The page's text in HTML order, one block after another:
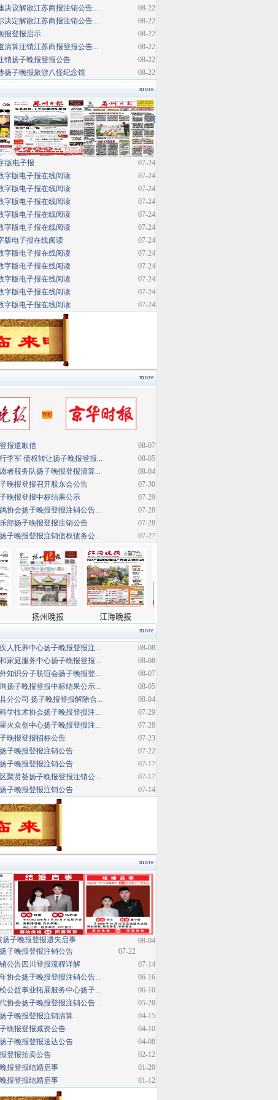
08-22
决议解散江苏商报注销公告...
08-22
决定解散江苏商报注销公告...
08-22
报登报启示
08-22
清算注销江苏商报登报公告...
08-22
销扬子晚报登报公告
08-22
扬子晚报旅游八怪纪念馆
more
07-24
·
[
版电子报
07-24
字版电子报在线阅读
07-24
字版电子报在线阅读
07-24
字版电子报在线阅读
07-24
字版电子报在线阅读
07-24
字版电子报在线阅读
07-24
版电子报在线阅读
07-24
字版电子报在线阅读
07-24
字版电子报在线阅读
07-24
字版电子报在线阅读
07-24
字版电子报在线阅读
07-24
字版电子报在线阅读
more
08-07
报道歉信
08-05
李军 债权转让扬子晚报登报...
08-04
者服务队扬子晚报登报清算...
07-30
晚报登报召开股东会公告
07-29
晚报登报中标结果公示
07-28
协会扬子晚报登报注销公告...
07-28
部扬子晚报登报注销公告
07-27
子晚报登报注销债权债务公...
more
08-08
人托养中心扬子晚报登报注...
08-08
家庭服务中心扬子晚报登报...
08-07
知识分子联谊会扬子晚报登...
08-05
扬子晚报登报中标结果公示...
08-04
分公司 扬子晚报登报解除合...
07-29
学技术协会扬子晚报登报注...
07-28
火众创中心扬子晚报登报注...
07-23
晚报登报招标公告
07-22
子晚报登报注销公告
07-17
子晚报登报注销公告
07-17
聚贤荟扬子晚报登报注销公...
07-14
子晚报登报注销公告
more
08-04
·
扬子晚报登报遗失启事
07-22
子晚报登报注销公告
07-14
公告四川登报流程详解
06-16
协会扬子晚报登报注销公告...
06-10
公益事业拓展服务中心扬子...
05-28
协会扬子晚报登报注销公告...
04-15
子晚报登报注销清算
04-10
晚报登报减资公告
04-08
子晚报登报送达公告
02-12
登报拍卖公告
01-20
报登报结婚启事
01-12
报登报结婚启事